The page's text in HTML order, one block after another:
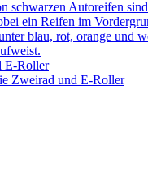
E-Roller
Zweirad und E-Roller